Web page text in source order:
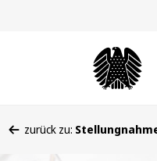
befinden
zurück zu: